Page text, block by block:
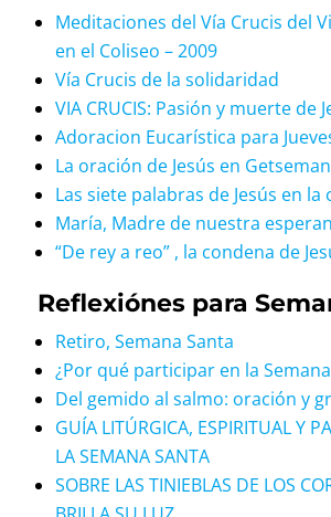
Meditaciones del Vía Crucis del
en el Coliseo – 2009
Vía Crucis de la solidaridad
VIA CRUCIS: Pasión y muerte de
Adoracion Eucarística para
La oración de Jesús en
Las siete palabras de Jesús en la
María, Madre de nuestra
“De rey a reo” , la condena de
Reflexiónes para
Retiro, Semana Santa
¿Por qué participar en la
Del gemido al salmo: oración y
GUÍA LITÚRGICA, ESPIRITUAL Y
LA SEMANA SANTA
SOBRE LAS TINIEBLAS DE LOS